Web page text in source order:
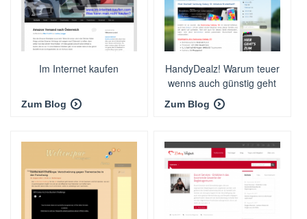
Im Internet kaufen
Zum Blog
HandyDealz! Warum teuer
wenns auch günstig geht
Zum Blog